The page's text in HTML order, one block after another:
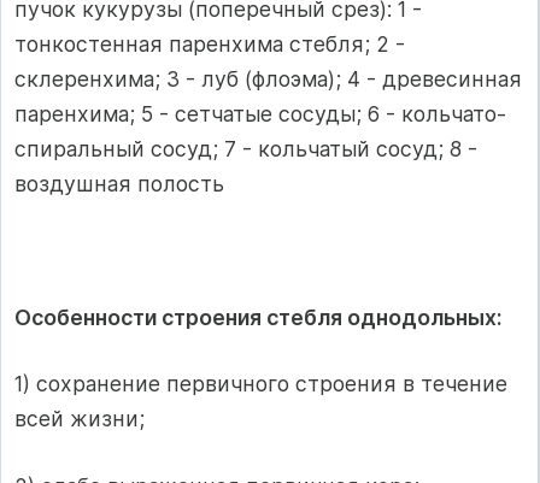
пучок кукурузы (поперечный срез): 1 -
тонкостенная паренхима стебля; 2 -
склеренхима; 3 - луб (флоэма); 4 - древесинная
паренхима; 5 - сетчатые сосуды; 6 - кольчато-
спиральный сосуд; 7 - кольчатый сосуд; 8 -
воздушная полость
Особенности строения стебля однодольных:
1) сохранение первичного строения в течение
всей жизни;